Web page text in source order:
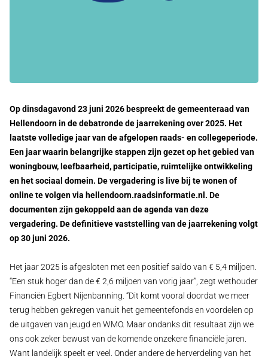
Op dinsdagavond 23 juni 2026 bespreekt de gemeenteraad van
Hellendoorn in de debatronde de jaarrekening over 2025. Het
laatste volledige jaar van de afgelopen raads- en collegeperiode.
Een jaar waarin belangrijke stappen zijn gezet op het gebied van
woningbouw, leefbaarheid, participatie, ruimtelijke ontwikkeling
en het sociaal domein. De vergadering is live bij te wonen of
online te volgen via hellendoorn.raadsinformatie.nl. De
documenten zijn gekoppeld aan de agenda van deze
vergadering. De definitieve vaststelling van de jaarrekening volgt
op 30 juni 2026.
Het jaar 2025 is afgesloten met een positief saldo van € 5,4 miljoen.
“Een stuk hoger dan de € 2,6 miljoen van vorig jaar”, zegt wethouder
Financiën Egbert Nijenbanning. “Dit komt vooral doordat we meer
terug hebben gekregen vanuit het gemeentefonds en voordelen op
de uitgaven van jeugd en WMO. Maar ondanks dit resultaat zijn we
ons ook zeker bewust van de komende onzekere financiële jaren.
Want landelijk speelt er veel. Onder andere de herverdeling van het